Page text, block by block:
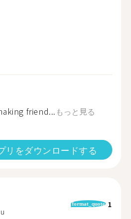
friend... もっと見る
リをダウンロードする
format_quote 1